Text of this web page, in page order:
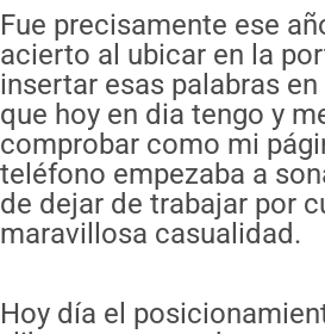
Fue precisamente ese
acierto al ubicar en la
insertar esas palabras
que hoy en dia tengo y
comprobar como mi
teléfono empezaba a
de dejar de trabajar por
maravillosa casualidad.
Hoy día el